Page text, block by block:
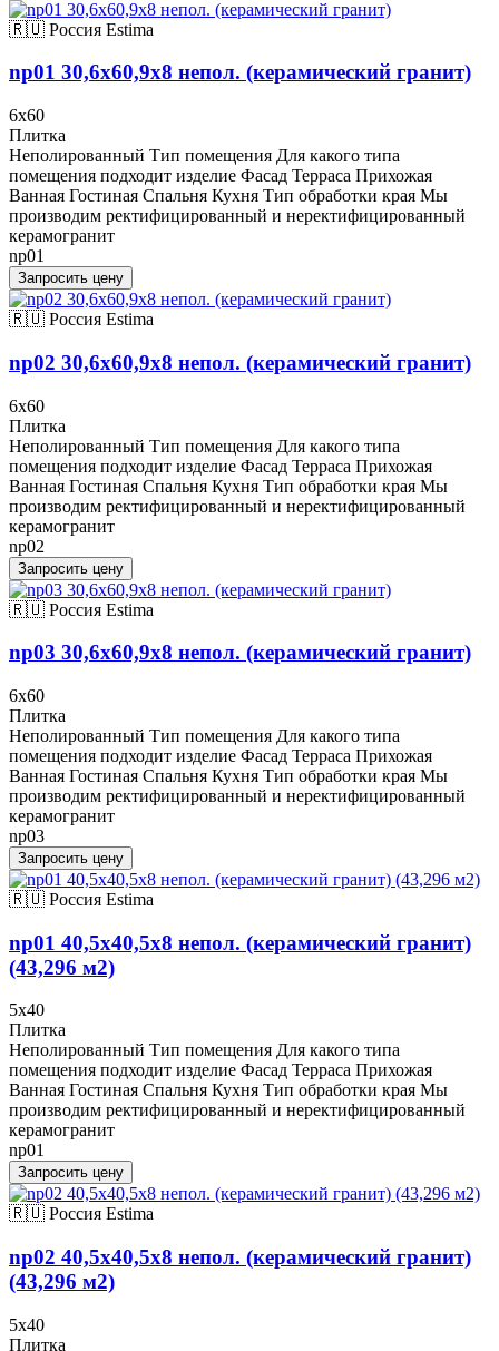
🇷🇺 Россия Estima
np01 30,6x60,9x8 непол. (керамический гранит)
6x60
Плитка
Неполированный Тип помещения Для какого типа
помещения подходит изделие Фасад Терраса Прихожая
Ванная Гостиная Спальня Кухня Тип обработки края Мы
производим ректифицированный и неректифицированный
керамогранит
np01
Запросить цену
🇷🇺 Россия Estima
np02 30,6x60,9x8 непол. (керамический гранит)
6x60
Плитка
Неполированный Тип помещения Для какого типа
помещения подходит изделие Фасад Терраса Прихожая
Ванная Гостиная Спальня Кухня Тип обработки края Мы
производим ректифицированный и неректифицированный
керамогранит
np02
Запросить цену
🇷🇺 Россия Estima
np03 30,6x60,9x8 непол. (керамический гранит)
6x60
Плитка
Неполированный Тип помещения Для какого типа
помещения подходит изделие Фасад Терраса Прихожая
Ванная Гостиная Спальня Кухня Тип обработки края Мы
производим ректифицированный и неректифицированный
керамогранит
np03
Запросить цену
🇷🇺 Россия Estima
np01 40,5x40,5x8 непол. (керамический гранит)
(43,296 м2)
5x40
Плитка
Неполированный Тип помещения Для какого типа
помещения подходит изделие Фасад Терраса Прихожая
Ванная Гостиная Спальня Кухня Тип обработки края Мы
производим ректифицированный и неректифицированный
керамогранит
np01
Запросить цену
🇷🇺 Россия Estima
np02 40,5x40,5x8 непол. (керамический гранит)
(43,296 м2)
5x40
Плитка